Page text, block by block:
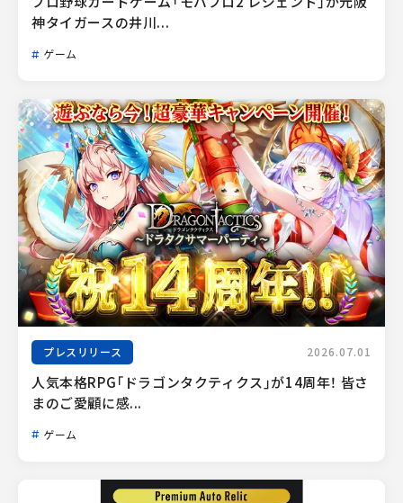
神タイガースの井川...
ゲーム
プレスリリース 2026.07.01
人気本格RPG「ドラゴンタクティクス」が14周年！ 皆さ
まのご愛顧に感...
ゲーム